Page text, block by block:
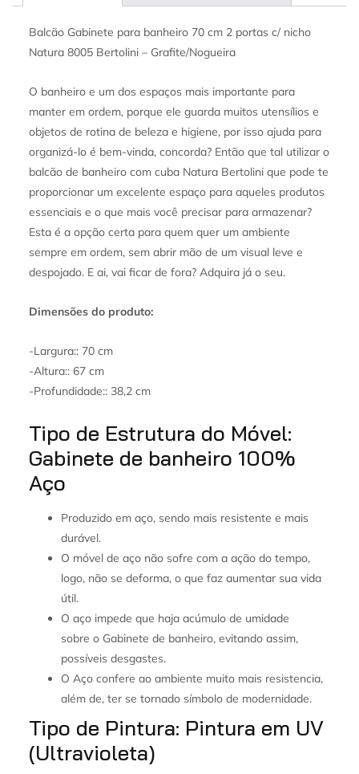
Balcão Gabinete para banheiro 70 cm 2 portas c/ nicho
Natura 8005 Bertolini – Grafite/Nogueira
O banheiro e um dos espaços mais importante para
manter em ordem, porque ele guarda muitos utensílios e
objetos de rotina de beleza e higiene, por isso ajuda para
organizá-lo é bem-vinda, concorda? Então que tal utilizar o
balcão de banheiro com cuba Natura Bertolini que pode te
proporcionar um excelente espaço para aqueles produtos
essenciais e o que mais você precisar para armazenar?
Esta é a opção certa para quem quer um ambiente
sempre em ordem, sem abrir mão de um visual leve e
despojado. E ai, vai ficar de fora? Adquira já o seu.
Dimensões do produto:
-Largura:: 70 cm
-Altura:: 67 cm
-Profundidade:: 38,2 cm
Tipo de Estrutura do Móvel:
Gabinete de banheiro 100%
Aço
Produzido em aço, sendo mais resistente e mais
durável.
O móvel de aço não sofre com a ação do tempo,
logo, não se deforma, o que faz aumentar sua vida
útil.
O aço impede que haja acúmulo de umidade
sobre o Gabinete de banheiro, evitando assim,
possíveis desgastes.
O Aço confere ao ambiente muito mais resistencia,
além de, ter se tornado símbolo de modernidade.
Tipo de Pintura: Pintura em UV
(Ultravioleta)